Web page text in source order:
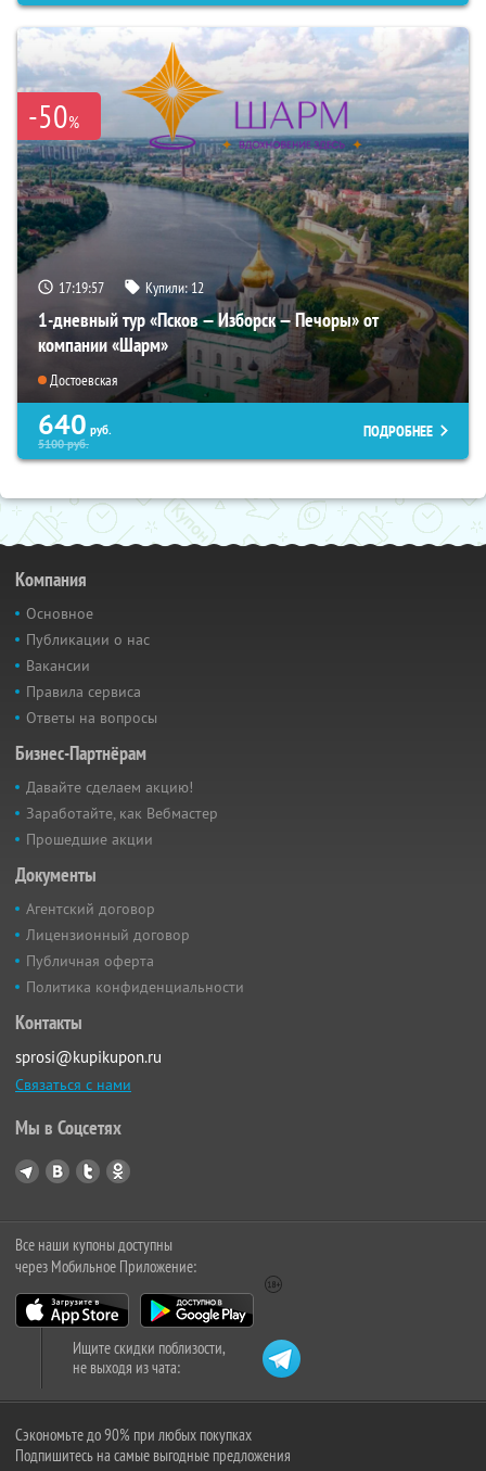
-50%
17:19:55 Купили:12
1-дневный тур «Псков — Изборск — Печоры» от
компании «Шарм»
Достоевская
640 руб.
5100руб.
ПОДРОБНЕЕ
Компания
Основное
Публикации о нас
Вакансии
Правила сервиса
Ответы на вопросы
Бизнес-Партнёрам
Давайте сделаем акцию!
Заработайте, как Вебмастер
Прошедшие акции
Документы
Агентский договор
Лицензионный договор
Публичная оферта
Политика конфиденциальности
Контакты
sprosi@kupikupon.ru
Связаться с нами
Мы в Соцсетях
Все наши купоны доступны
через Мобильное Приложение:
Ищите скидки поблизости,
не выходя из чата:
Сэкономьте до 90% при любых покупках
Подпишитесь на самые выгодные предложения